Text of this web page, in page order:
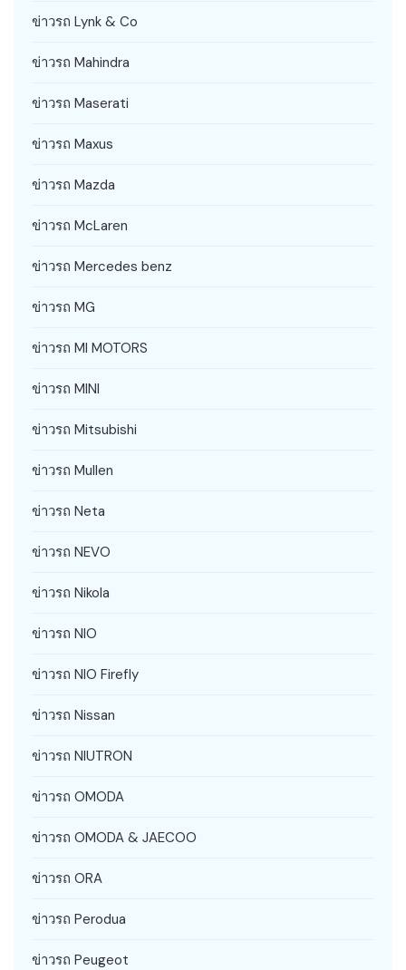
ข่าวรถ Lynk & Co
ข่าวรถ Mahindra
ข่าวรถ Maserati
ข่าวรถ Maxus
ข่าวรถ Mazda
ข่าวรถ McLaren
ข่าวรถ Mercedes benz
ข่าวรถ MG
ข่าวรถ MI MOTORS
ข่าวรถ MINI
ข่าวรถ Mitsubishi
ข่าวรถ Mullen
ข่าวรถ Neta
ข่าวรถ NEVO
ข่าวรถ Nikola
ข่าวรถ NIO
ข่าวรถ NIO Firefly
ข่าวรถ Nissan
ข่าวรถ NIUTRON
ข่าวรถ OMODA
ข่าวรถ OMODA & JAECOO
ข่าวรถ ORA
ข่าวรถ Perodua
ข่าวรถ Peugeot